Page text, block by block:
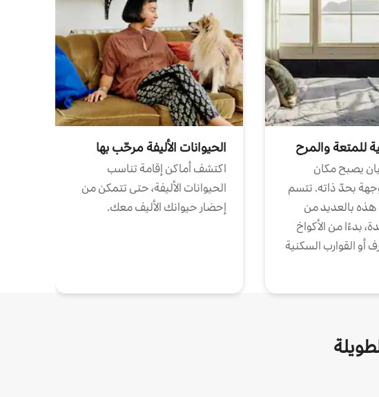
للمتعة والمرح
يصبح مكان
بحدّ ذاته. تتسم
هذه بالعديد من
بدءًا من الأكواخ
القوارب السكنية
الحيوانات الأليفة مرحّب بها
اكتشف أماكن إقامة تناسب
الحيوانات الأليفة، حتى تتمكن من
إحضار حيوانك الأليف معك.